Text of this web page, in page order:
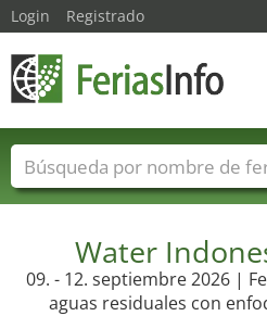
Water
09. - 12. septiembre 2026 |
aguas residuales con
Login Registrado
Nombres de ferias Países
Sectores de proveedor de